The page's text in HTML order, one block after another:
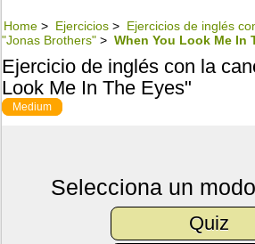
Home > Ejercicios > Ejercicios de inglés
"Jonas Brothers" > When You Look Me In
Ejercicio de inglés con la
Look Me In The Eyes"
Medium
Selecciona un
Quiz